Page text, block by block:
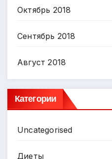
Октябрь 2018
Сентябрь 2018
Август 2018
Категории
Uncategorised
Диеты